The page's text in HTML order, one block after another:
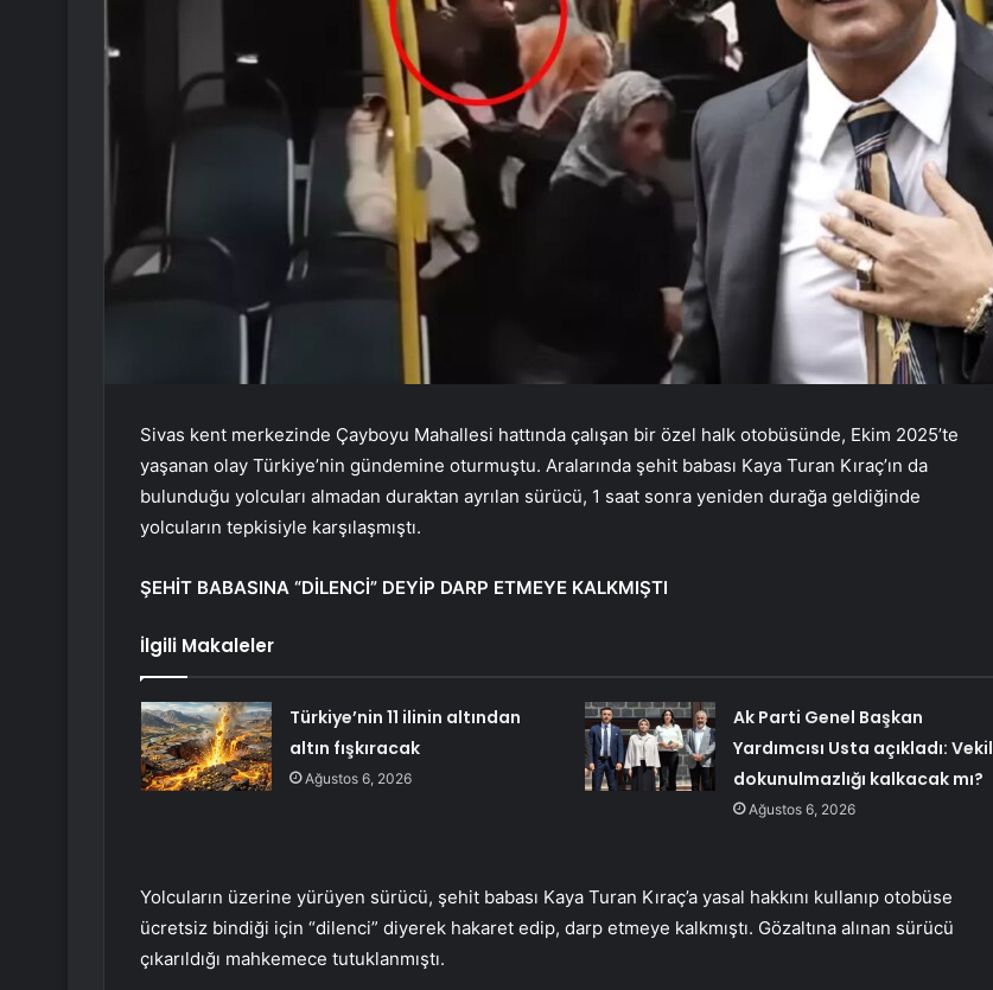
Sivas kent merkezinde Çayboyu Mahallesi hattında çalışan bir özel halk otobüsünde, Ekim 2025’te
yaşanan olay Türkiye’nin gündemine oturmuştu. Aralarında şehit babası Kaya Turan Kıraç’ın da
bulunduğu yolcuları almadan duraktan ayrılan sürücü, 1 saat sonra yeniden durağa geldiğinde
yolcuların tepkisiyle karşılaşmıştı.
ŞEHİT BABASINA “DİLENCİ” DEYİP DARP ETMEYE KALKMIŞTI
İlgili Makaleler
Türkiye’nin 11 ilinin altından
altın fışkıracak
Ağustos 6, 2026
Ak Parti Genel Başkan
Yardımcısı Usta açıkladı: Vekil
dokunulmazlığı kalkacak mı?
Ağustos 6, 2026
Yolcuların üzerine yürüyen sürücü, şehit babası Kaya Turan Kıraç’a yasal hakkını kullanıp otobüse
ücretsiz bindiği için “dilenci” diyerek hakaret edip, darp etmeye kalkmıştı. Gözaltına alınan sürücü
çıkarıldığı mahkemece tutuklanmıştı.